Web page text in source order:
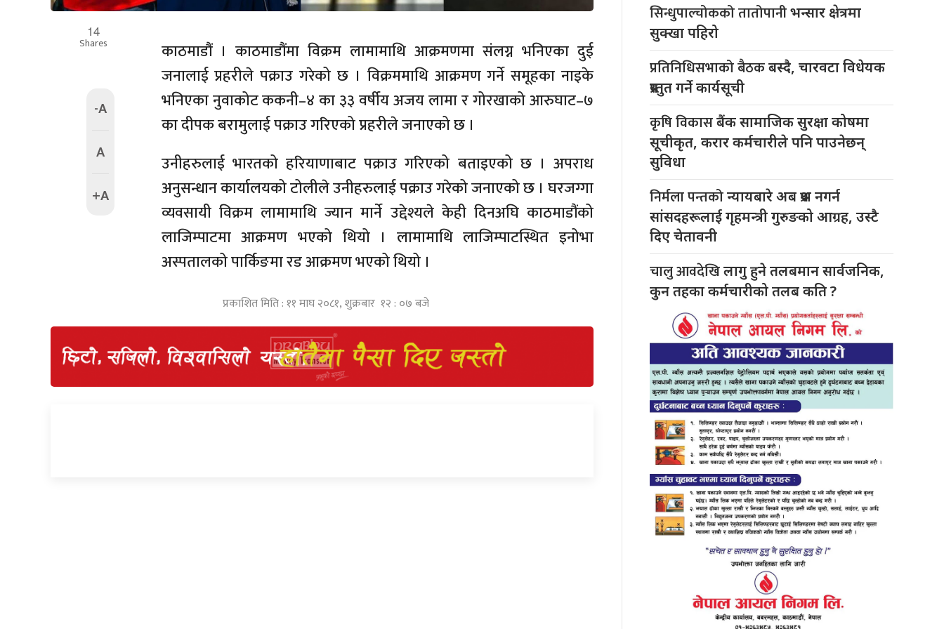
14
Shares
-A
A
+A
काठमाडौं । काठमाडौंमा विक्रम लामामाथि आक्रमणमा संलग्न भनिएका दुई
जनालाई प्रहरीले पक्राउ गरेको छ । विक्रममाथि आक्रमण गर्ने समूहका नाइके
भनिएका नुवाकोट ककनी–४ का ३३ वर्षीय अजय लामा र गोरखाको आरुघाट–७
का दीपक बरामुलाई पक्राउ गरिएको प्रहरीले जनाएको छ ।
उनीहरुलाई भारतको हरियाणाबाट पक्राउ गरिएको बताइएको छ । अपराध
अनुसन्धान कार्यालयको टोलीले उनीहरुलाई पक्राउ गरेको जनाएको छ । घरजग्गा
व्यवसायी विक्रम लामामाथि ज्यान मार्ने उद्देश्यले केही दिनअघि काठमाडौंको
लाजिम्पाटमा आक्रमण भएको थियो । लामामाथि लाजिम्पाटस्थित इनोभा
अस्पतालको पार्किङमा रड आक्रमण भएको थियो ।
प्रकाशित मिति : ११ माघ २०८१, शुक्रबार १२ : ०७ बजे
सिन्धुपाल्चोकको तातोपानीभन्सार क्षेत्रमा
सुक्खा पहिरो
प्रतिनिधिसभाको बैठकबस्दै, चारवटा विधेयक
प्रस्तुत गर्ने कार्यसूची
कृषि विकासबैंक सामाजिक सुरक्षा कोषमा
सूचीकृत, करार कर्मचारीले पनि पाउनेछन्
सुविधा
निर्मला पन्तकोन्यायबारे अब प्रश्न नगर्न
सांसदहरूलाई गृहमन्त्री गुरुङको आग्रह, उस्टै
दिए चेतावनी
चालु आवदेखिलागु हुने तलबमान सार्वजनिक,
कुन तहका कर्मचारीको तलब कति ?